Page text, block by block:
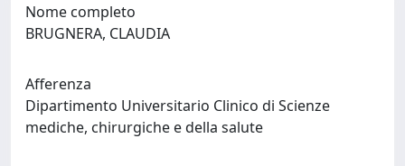
Nome completo
BRUGNERA, CLAUDIA
Afferenza
Dipartimento Universitario Clinico di Scienze
mediche, chirurgiche e della salute